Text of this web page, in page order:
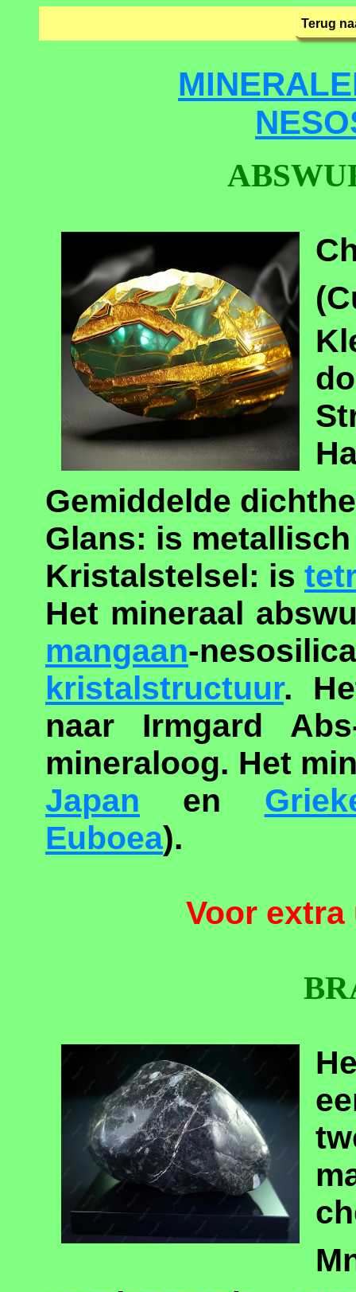
Terug
Gemiddelde
Glans: is metallisch
Kristalstelsel: is
Het mineraal
mangaan-
kristalstructuur.
naar Irmgard
mineraloog. Het
Japan en
Euboea).
Voor